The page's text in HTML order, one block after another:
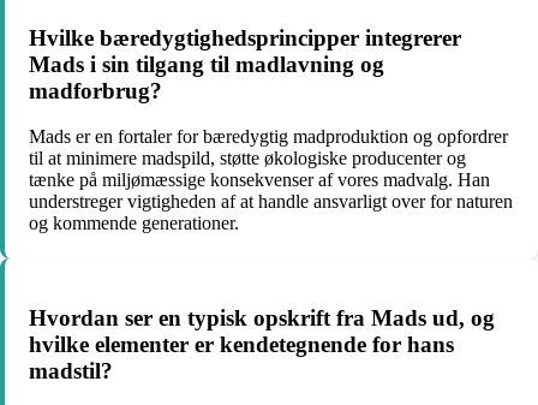
Hvilke bæredygtighedsprincipper integrerer
Mads i sin tilgang til madlavning og
madforbrug?
Mads er en fortaler for bæredygtig madproduktion og opfordrer
til at minimere madspild, støtte økologiske producenter og
tænke på miljømæssige konsekvenser af vores madvalg. Han
understreger vigtigheden af at handle ansvarligt over for naturen
og kommende generationer.
Hvordan ser en typisk opskrift fra Mads ud, og
hvilke elementer er kendetegnende for hans
madstil?